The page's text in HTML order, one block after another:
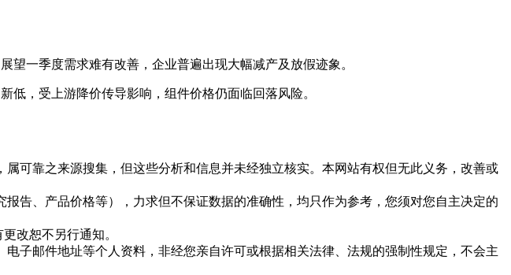
一季度需求难有改善，企业普遍出现大幅减产及放假迹象。
，受上游降价传导影响，组件价格仍面临回落风险。
可靠之来源搜集，但这些分析和信息并未经独立核实。本网站有权但无此义务，改善或
告、产品价格等），力求但不保证数据的准确性，均只作为参考，您须对您自主决定的
改恕不另行通知。
子邮件地址等个人资料，非经您亲自许可或根据相关法律、法规的强制性规定，不会主